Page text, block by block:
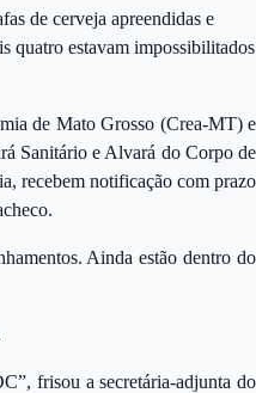
de cerveja apreendidas e
quatro estavam impossibilitados
de Mato Grosso (Crea-MT) e
Sanitário e Alvará do Corpo de
recebem notificação com prazo
Ainda estão dentro do
frisou a secretária-adjunta do